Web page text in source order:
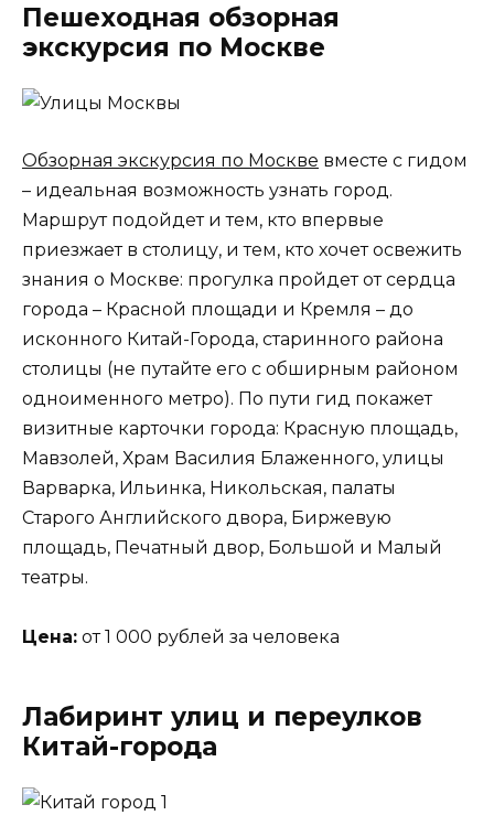
Пешеходная обзорная
экскурсия по Москве
Обзорная экскурсия по Москве вместе с гидом
– идеальная возможность узнать город.
Маршрут подойдет и тем, кто впервые
приезжает в столицу, и тем, кто хочет освежить
знания о Москве: прогулка пройдет от сердца
города – Красной площади и Кремля – до
исконного Китай-Города, старинного района
столицы (не путайте его с обширным районом
одноименного метро). По пути гид покажет
визитные карточки города: Красную площадь,
Мавзолей, Храм Василия Блаженного, улицы
Варварка, Ильинка, Никольская, палаты
Старого Английского двора, Биржевую
площадь, Печатный двор, Большой и Малый
театры.
Цена: от 1 000 рублей за человека
Лабиринт улиц и переулков
Китай-города